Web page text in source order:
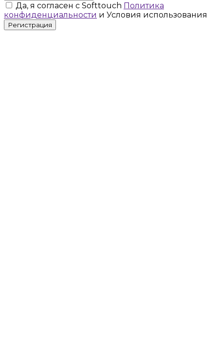
Да, я согласен с Softtouch Политика
конфиденциальности и Условия использования
Регистрация